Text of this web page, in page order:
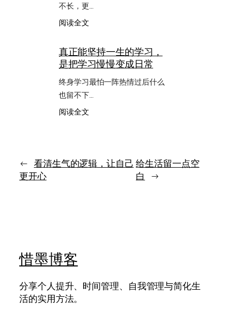
不长，更…
阅读全文：
时
我
发
现，
多
在
真正能坚持一生的学习，
是把学习慢慢变成日常
终身学习最怕一阵热情过后什么
也留不下…
阅读全文：
持
变
成
← 看清生气的逻辑，让自己
更开心
给生活留一点空
白
→
惜墨博客
分享个人提升、时间管理、自我管理与简化生
活的实用方法。